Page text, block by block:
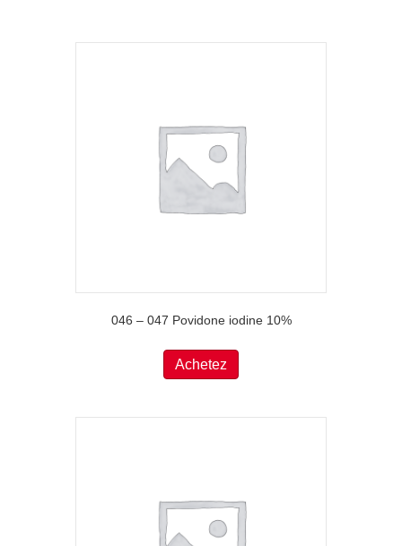
046 – 047 Povidone iodine 10%
Achetez